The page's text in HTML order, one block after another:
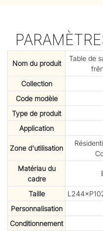
Nom du produit
Table de
Collection
Code modèle
Type de produit
Application
Zone d'utilisation
Matériau du
cadre
Taille
Personnalisation
Conditionnement